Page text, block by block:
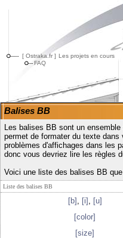
[ Ostraka.fr ] Les projets en cours
FAQ
Balises BB
Les balises BB sont un
permet de formater du texte
problèmes d'affichages dans les
donc vous devriez lire les règles
Voici une liste des balises BB
Liste des balises BB
[b] , [i] , [u]
[color]
[size]